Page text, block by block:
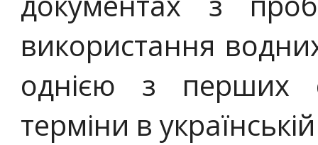
використання
однією з перших
терміни в